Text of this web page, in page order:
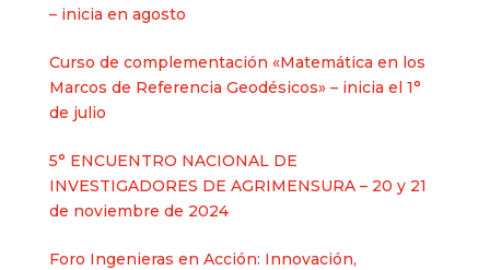
– inicia en agosto
Curso de complementación «Matemática en los
Marcos de Referencia Geodésicos» – inicia el 1°
de julio
5° ENCUENTRO NACIONAL DE
INVESTIGADORES DE AGRIMENSURA – 20 y 21
de noviembre de 2024
Foro Ingenieras en Acción: Innovación,